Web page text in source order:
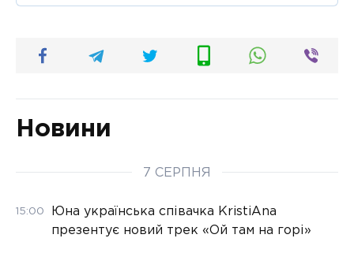
Новини
7 СЕРПНЯ
15:00
Юна українська співачка KristiAna
презентує новий трек «Ой там на горі»